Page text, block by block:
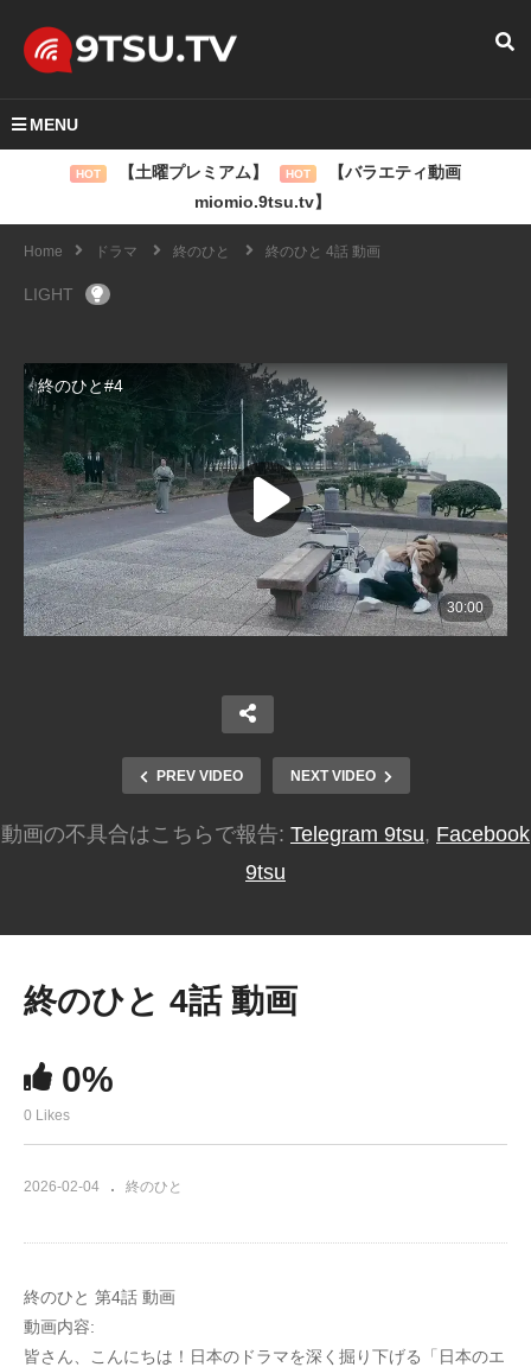
MENU
HOT 【土曜プレミアム】 HOT
【バラエティ動画
miomio.9tsu.tv】
Home ドラマ 終のひと 終のひと 4話 動画
LIGHT
PREV VIDEO NEXT VIDEO
動画の不具合はこちらで報告: Telegram 9tsu, Facebook
9tsu
終のひと 4話 動画
0%
0 Likes
2026-02-04 終のひと
終のひと 第4話 動画
動画内容:
皆さん、こんにちは！日本のドラマを深く掘り下げる「日本のエ